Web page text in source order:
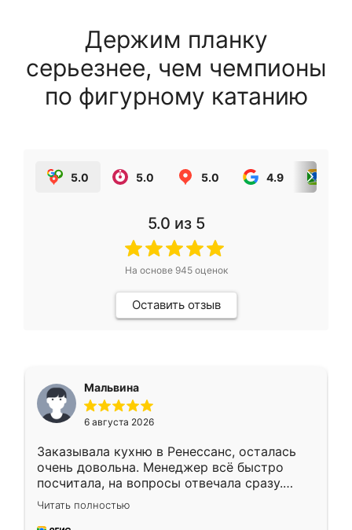
Держим планку
серьезнее, чем чемпионы
по фигурному катанию
5.0 5.0 5.0 4.9
5.0 из 5
На основе 945оценок
Оставить отзыв
Мальвина
6 августа 2026
Заказывала кухню в Ренессанс, осталась
очень довольна. Менеджер всё быстро
посчитала, на вопросы отвечала сразу.
Замерщик приехал в субботу, подошёл к
делу со всей ответственностью. Собрали
Читать полностью